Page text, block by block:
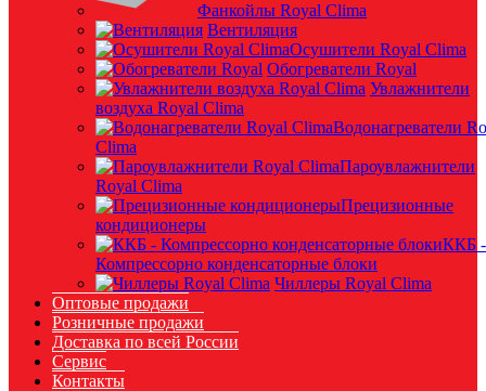
Фанкойлы Royal Clima
Вентиляция
Осушители Royal Clima
Обогреватели Royal
Увлажнители
воздуха Royal Clima
Водонагреватели
Clima
Пароувлажнители
Royal Clima
Прецизионные
кондиционеры
ККБ -
Компрессорно конденсаторные блоки
Чиллеры Royal Clima
Оптовые продажи
Розничные продажи
Доставка по всей России
Сервис
Контакты